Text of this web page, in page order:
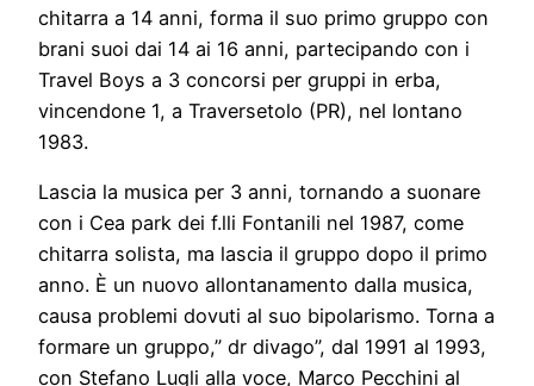
chitarra a 14 anni, forma il suo primo gruppo con
brani suoi dai 14 ai 16 anni, partecipando con i
Travel Boys a 3 concorsi per gruppi in erba,
vincendone 1, a Traversetolo (PR), nel lontano
1983.
Lascia la musica per 3 anni, tornando a suonare
con i Cea park dei f.lli Fontanili nel 1987, come
chitarra solista, ma lascia il gruppo dopo il primo
anno. È un nuovo allontanamento dalla musica,
causa problemi dovuti al suo bipolarismo. Torna a
formare un gruppo,” dr divago”, dal 1991 al 1993,
con Stefano Lugli alla voce, Marco Pecchini al